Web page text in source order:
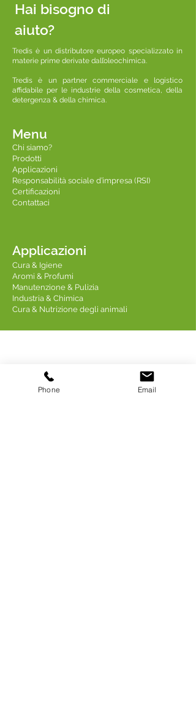
Hai bisogno di
aiuto?
Tredis è un distributore europeo specializzato in
materie prime derivate dall’oleochimica.
Tredis è un partner commerciale e logistico
affidabile per le industrie della cosmetica, della
detergenza & della chimica.
Chi siamo?
Prodotti
Applicazioni
Responsabilità sociale d’impresa (RSI)
Certificazioni
Contattaci
Menu
Applicazioni
Cura & Igiene
Aromi & Profumi
Manutenzione & Pulizia
Industria & Chimica
Cura & Nutrizione degli animali
Phone Email